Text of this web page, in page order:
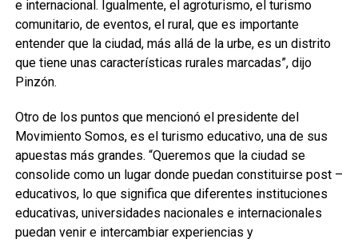
e internacional. Igualmente, el agroturismo, el turismo
comunitario, de eventos, el rural, que es importante
entender que la ciudad, más allá de la urbe, es un distrito
que tiene unas características rurales marcadas”, dijo
Pinzón.
Otro de los puntos que mencionó el presidente del
Movimiento Somos, es el turismo educativo, una de sus
apuestas más grandes. “Queremos que la ciudad se
consolide como un lugar donde puedan constituirse post –
educativos, lo que significa que diferentes instituciones
educativas, universidades nacionales e internacionales
puedan venir e intercambiar experiencias y